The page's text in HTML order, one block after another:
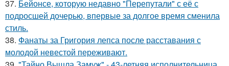
37. Бейонсе, которую недавно "Перепутали" с её с
подросшей дочерью, впервые за долгое время сменила
стиль.
38. Фанаты за Григория лепса после расставания с
молодой невестой переживают.